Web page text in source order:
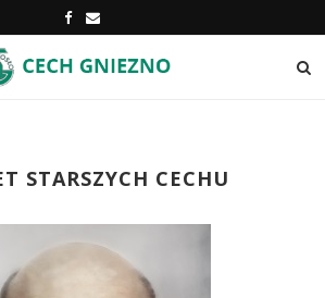
STARSZYCH CECHU